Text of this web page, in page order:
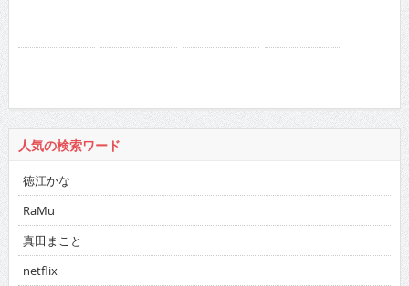
人気の検索ワード
徳江かな
RaMu
真田まこと
netflix